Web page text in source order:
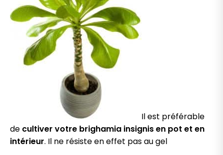
Il est préférable
de cultiver votre brighamia insignis en pot et en
intérieur. Il ne résiste en effet pas au gel